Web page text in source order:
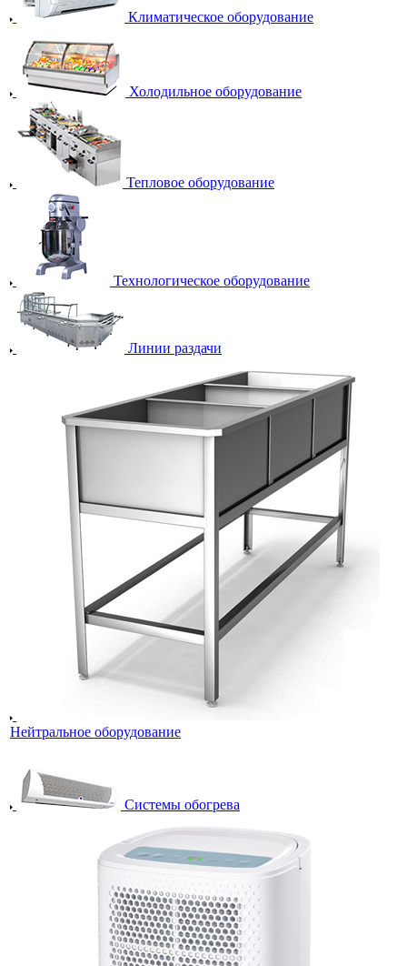
Климатическое оборудование
Холодильное оборудование
Тепловое оборудование
Технологическое оборудование
Линии раздачи
Нейтральное оборудование
Системы обогрева